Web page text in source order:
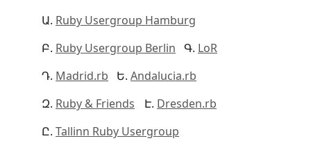
Ruby Usergroup Hamburg
Ruby Usergroup Berlin
LoR
Madrid.rb
Andalucia.rb
Ruby & Friends
Dresden.rb
Tallinn Ruby Usergroup